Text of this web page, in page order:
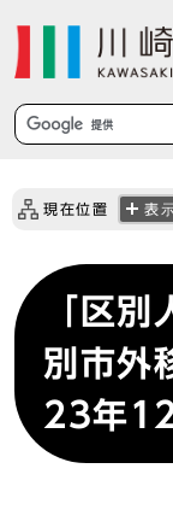
現在位置 表
「区
別市外
23年12